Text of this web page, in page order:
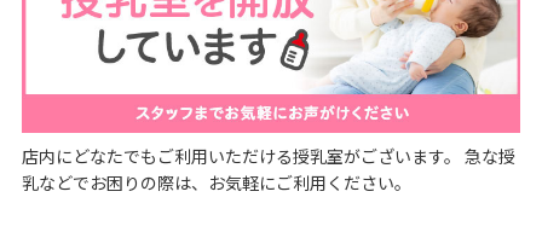
店内にどなたでもご利用いただける授乳室がございます。 急な授
乳などでお困りの際は、お気軽にご利用ください。